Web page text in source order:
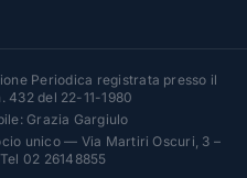
Periodica registrata presso il
432 del 22-11-1980
Grazia Gargiulo
unico — Via Martiri Oscuri, 3 –
02 26148855